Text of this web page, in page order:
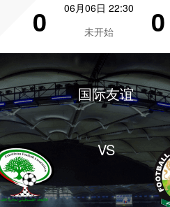
0
06月06日 22:30
未开始
0
国际友谊
VS